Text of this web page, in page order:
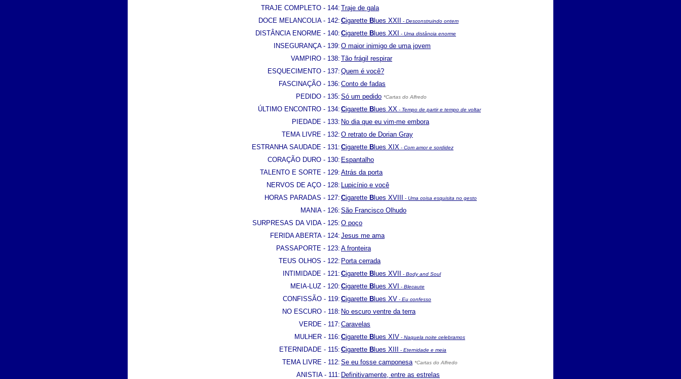
TRAJE COMPLETO - 144: Traje de gala
DOCE MELANCOLIA - 142: Cigarette B lues XXII - Desconstruindo ontem
DISTÂNCIA ENORME - 140: Cigarette B lues XXI - Uma distância enorme
INSEGURANÇA - 139: O maior inimigo de uma jovem
VAMPIRO - 138: Tão frágil respirar
ESQUECIMENTO - 137: Quem é você?
FASCINAÇÃO - 136: Conto de fadas
PEDIDO - 135: Só um pedido *Cartas do Alfredo
ÚLTIMO ENCONTRO - 134: Cigarette B lues XX - Tempo de partir e tempo de voltar
PIEDADE - 133: No dia que eu vim-me embora
TEMA LIVRE - 132: O retrato de Dorian Gray
ESTRANHA SAUDADE - 131: Cigarette B lues XIX - Com amor e sordidez
CORAÇÃO DURO - 130: Espantalho
TALENTO E SORTE - 129: Atrás da porta
NERVOS DE AÇO - 128: Lupicínio e você
HORAS PARADAS - 127: Cigarette B lues XVIII - Uma coisa esquisita no gesto
MANIA - 126: São Francisco Olhudo
SURPRESAS DA VIDA - 125: O poço
FERIDA ABERTA - 124: Jesus me ama
PASSAPORTE - 123: A fronteira
TEUS OLHOS - 122: Porta cerrada
INTIMIDADE - 121: Cigarette B lues XVII - Body and Soul
MEIA-LUZ - 120: Cigarette B lues XVI - Blecaute
CONFISSÃO - 119: Cigarette B lues XV - Eu confesso
NO ESCURO - 118: No escuro ventre da terra
VERDE - 117: Caravelas
MULHER - 116: Cigarette B lues XIV - Naquela noite celebramos
ETERNIDADE - 115: Cigarette B lues XIII - Eternidade e meia
TEMA LIVRE - 112: Se eu fosse camponesa *Cartas do Alfredo
ANISTIA - 111: Definitivamente, entre as estrelas